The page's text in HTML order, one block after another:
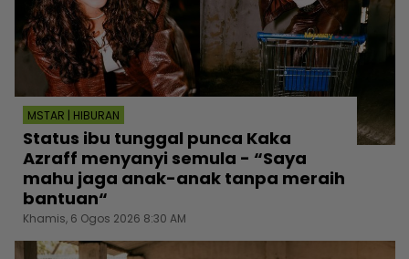
MSTAR | HIBURAN
Status ibu tunggal punca Kaka
Azraff menyanyi semula - “Saya
mahu jaga anak-anak tanpa meraih
bantuan“
Khamis, 6 Ogos 2026 8:30 AM